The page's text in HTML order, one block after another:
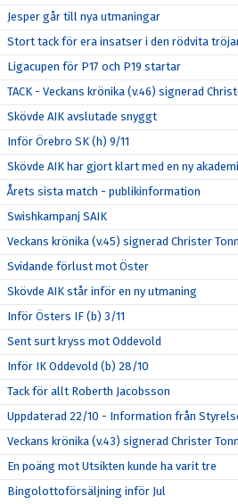
Jesper går till nya utmaningar
Stort tack för era insatser i den rödvita
Ligacupen för P17 och P19 startar
TACK - Veckans krönika (v.46) signerad
Skövde AIK avslutade snyggt
Inför Örebro SK (h) 9/11
Skövde AIK har gjort klart med en ny
Årets sista match - publikinformation
Swishkampanj SAIK
Veckans krönika (v.45) signerad Christer
Svidande förlust mot Öster
Skövde AIK står inför en ny utmaning
Inför Östers IF (b) 3/11
Sent surt kryss mot Oddevold
Inför IK Oddevold (b) 28/10
Tack för allt Roberth Jacobsson
Uppdaterad 22/10 - Information från
Veckans krönika (v.43) signerad Christer
En poäng mot Utsikten kunde ha varit tre
Bingolottoförsäljning inför Jul